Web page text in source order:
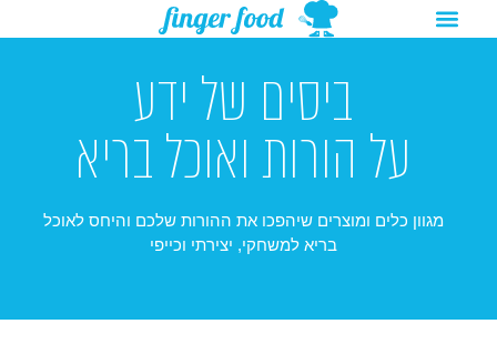
לתוכן
תפריט
ביסים של ידע
על הורות ואוכל בריא
מגוון כלים ומוצרים שיהפכו את ההורות שלכם והיחס לאוכל
בריא למשחקי, יצירתי וכייפי